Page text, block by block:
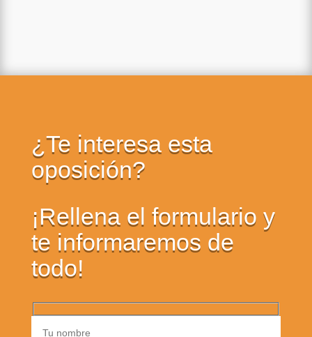
¿Te interesa esta
oposición?
¡Rellena el formulario y
te informaremos de
todo!